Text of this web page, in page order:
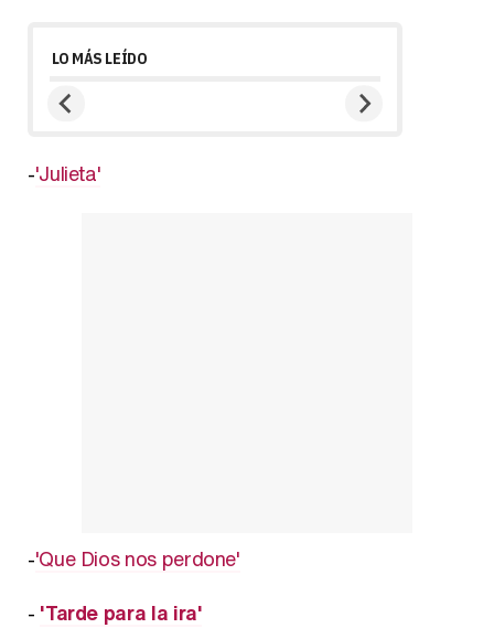
LO MÁS LEÍDO
-'Julieta'
-'Que Dios nos perdone'
- 'Tarde para la ira'